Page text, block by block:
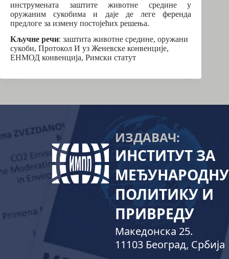
инструмената заштите животне средине у
оружаним сукобима и даје де леге ференда
предлоге за измену постојећих решења.
Кључне речи: заштита животне средине, оружани
сукоби, Протокол И уз Женевске конвенције,
ЕНМОД конвенција, Римски статут
ИЗДАВАЧ:
ИНСТИТУТ ЗА
МЕЂУНАРОДНУ
ПОЛИТИКУ И
ПРИВРЕДУ
Македонска 25.
11103 Београд, Србија